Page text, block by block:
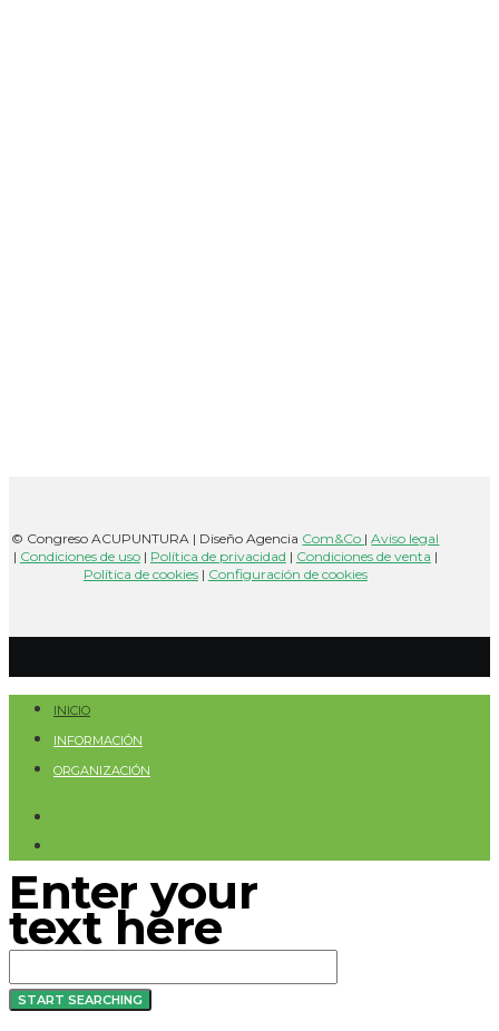
© Congreso ACUPUNTURA | Diseño Agencia Com&Co |Aviso legal
| Condiciones de uso| Política de privacidad | Condiciones de venta |
Política de cookies| Configuración de cookies
INICIO
INFORMACIÓN
ORGANIZACIÓN
Enter your
text here